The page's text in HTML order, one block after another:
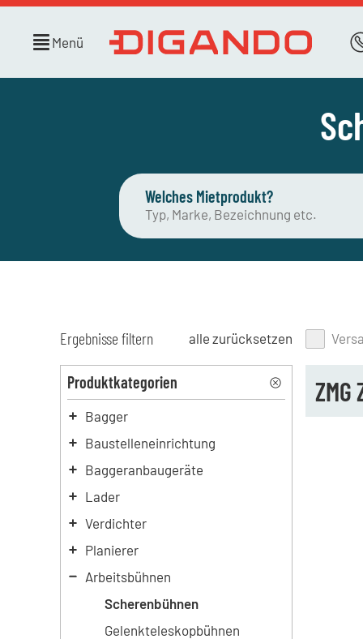
Menü
Welches Mietprodukt?
Ergebnisse filtern alle zurücksetzen
Produktkategorien
Bagger
Baustelleneinrichtung
Baggeranbaugeräte
Lader
Verdichter
Planierer
Arbeitsbühnen
Scherenbühnen
Gelenkteleskopbühnen